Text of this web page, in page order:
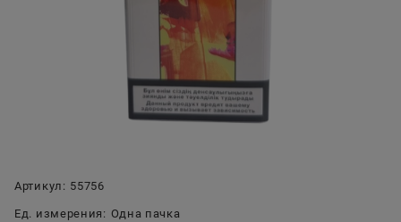
Артикул: 55756
Ед. измерения: Одна пачка